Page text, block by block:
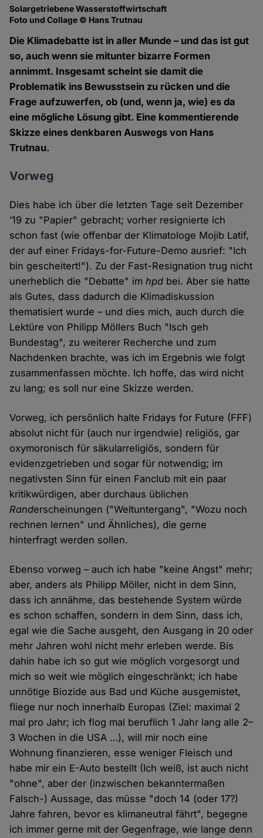
Solargetriebene Wasserstoffwirtschaft
Foto und Collage © Hans Trutnau
Die Klimadebatte ist in aller Munde – und das ist gut
so, auch wenn sie mitunter bizarre Formen
annimmt. Insgesamt scheint sie damit die
Problematik ins Bewusstsein zu rücken und die
Frage aufzuwerfen, ob (und, wenn ja, wie) es da
eine mögliche Lösung gibt. Eine kommentierende
Skizze eines denkbaren Auswegs von Hans
Trutnau.
Vorweg
Dies habe ich über die letzten Tage seit Dezember
’19 zu "Papier" gebracht; vorher resignierte ich
schon fast (wie offenbar der Klimatologe Mojib Latif,
der auf einer Fridays-for-Future-Demo ausrief: "Ich
bin gescheitert!"). Zu der Fast-Resignation trug nicht
unerheblich die "Debatte" imhpd bei. Aber sie hatte
als Gutes, dass dadurch die Klimadiskussion
thematisiert wurde – und dies mich, auch durch die
Lektüre von Philipp Möllers Buch "Isch geh
Bundestag", zu weiterer Recherche und zum
Nachdenken brachte, was ich im Ergebnis wie folgt
zusammenfassen möchte. Ich hoffe, das wird nicht
zu lang; es soll nur eine Skizze werden.
Vorweg, ich persönlich halte Fridays for Future (FFF)
absolut nicht für (auch nur irgendwie) religiös, gar
oxymoronisch für säkularreligiös, sondern für
evidenzgetrieben und sogar für notwendig; im
negativsten Sinn für einen Fanclub mit ein paar
kritikwürdigen, aber durchaus üblichen
Randerscheinungen ("Weltuntergang", "Wozu noch
rechnen lernen" und Ähnliches), die gerne
hinterfragt werden sollen.
Ebenso vorweg – auch ich habe "keine Angst" mehr;
aber, anders als Philipp Möller, nicht in dem Sinn,
dass ich annähme, das bestehende System würde
es schon schaffen, sondern in dem Sinn, dass ich,
egal wie die Sache ausgeht, den Ausgang in 20 oder
mehr Jahren wohl nicht mehr erleben werde. Bis
dahin habe ich so gut wie möglich vorgesorgt und
mich so weit wie möglich eingeschränkt; ich habe
unnötige Biozide aus Bad und Küche ausgemistet,
fliege nur noch innerhalb Europas (Ziel: maximal 2
mal pro Jahr; ich flog mal beruflich 1 Jahr lang alle 2–
3 Wochen in die USA …), will mir noch eine
Wohnung finanzieren, esse weniger Fleisch und
habe mir ein E-Auto bestellt (Ich weiß, ist auch nicht
"ohne", aber der (inzwischen bekanntermaßen
Falsch-) Aussage, das müsse "doch 14 (oder 17?)
Jahre fahren, bevor es klimaneutral fährt", begegne
ich immer gerne mit der Gegenfrage, wie lange denn